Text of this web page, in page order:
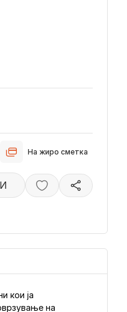
На жиро сметка
кои ја
на